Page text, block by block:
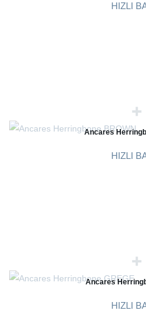
HIZLI
Ancares
HIZLI
Ancares
HIZLI